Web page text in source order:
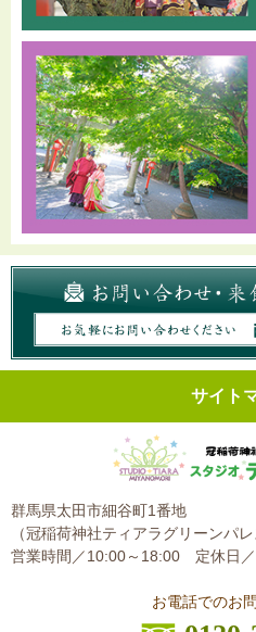
サイト
群馬県太田市細谷町1番地
（冠稲荷神社ティアラグリーンパレ
営業時間／10:00～18:00 定休日
お電話でのお